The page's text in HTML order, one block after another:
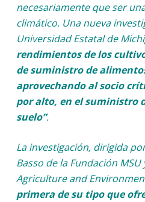
necesariamente que ser
climático. Una nueva
Universidad Estatal de
rendimientos de los
de suministro de
aprovechando al socio
por alto, en el suministro
suelo”.
La investigación, dirigida
Basso de la Fundación
Agriculture and
primera de su tipo que